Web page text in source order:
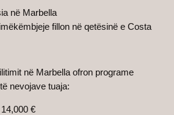
në Marbella ofron programe
nevojave tuaja:
€
fillon në qetësinë e Costa